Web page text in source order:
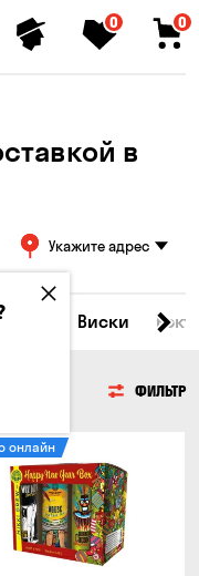
0 0
в
Укажите адрес
Виски
ФИЛЬТР
онлайн